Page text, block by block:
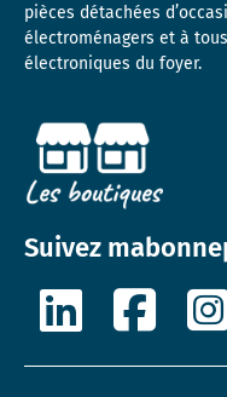
pièces détachées
électroménagers et à
électroniques du foyer.
Suivez